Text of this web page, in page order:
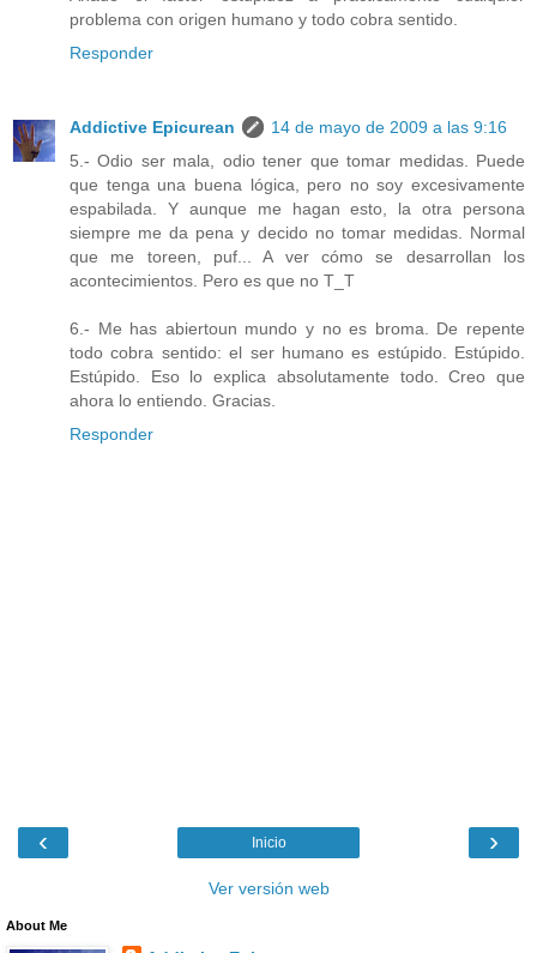
problema con origen humano y todo cobra sentido.
Responder
Addictive Epicurean
14 de mayo de 2009 a las 9:16
5.- Odio ser mala, odio tener que tomar medidas. Puede
que tenga una buena lógica, pero no soy excesivamente
espabilada. Y aunque me hagan esto, la otra persona
siempre me da pena y decido no tomar medidas. Normal
que me toreen, puf... A ver cómo se desarrollan los
acontecimientos. Pero es que no T_T
6.- Me has abiertoun mundo y no es broma. De repente
todo cobra sentido: el ser humano es estúpido. Estúpido.
Estúpido. Eso lo explica absolutamente todo. Creo que
ahora lo entiendo. Gracias.
Responder
‹ ›
Inicio
Ver versión web
About Me